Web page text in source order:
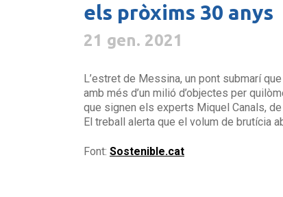
els pròxims 30 anys
21 gen. 2021
L’estret de Messina, un pont submarí
amb més d’un milió d’objectes per
que signen els experts Miquel Canals,
El treball alerta que el volum de brutícia
Font: Sostenible.cat